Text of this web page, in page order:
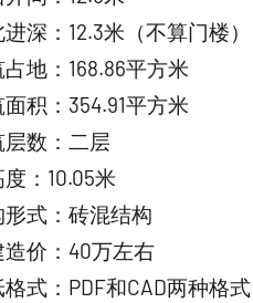
深：12.3米（不算门楼）
地：168.86平方米
积：354.91平方米
层数：二层
：10.05米
形式：砖混结构
造价：40万左右
格式：PDF和CAD两种格式